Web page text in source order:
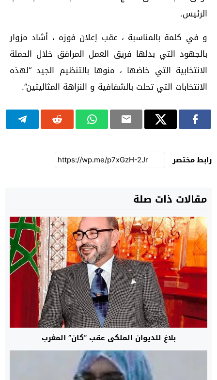
الرئيس.
و في كلمة بالمناسبة ، عقب إعلان فوزه ، أشاد مزوار
بالجهود التي بدلها فريق العمل المرافق خلال الحملة
الانتخابية التي خاضها ، منوها بالتنظيم الجيد “لهذه
الانتخابات التي تحلت بالشفافية و النزاهة المثاليتين”.
رابط مختصر
مقالات ذات صلة
بلاغ للديوان الملكي عقب “كان” المغرب